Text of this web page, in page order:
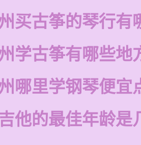
买古筝的琴行有
学古筝有哪些地
哪里学钢琴便宜
他的最佳年龄是